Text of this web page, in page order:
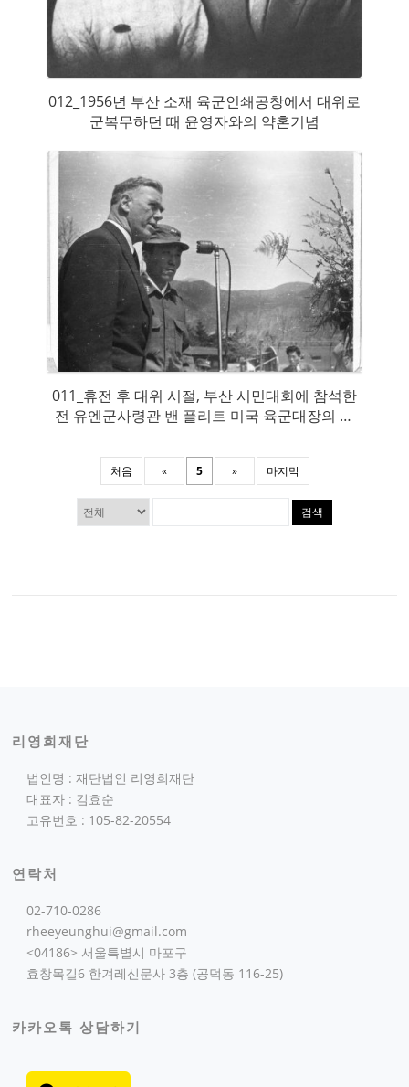
012_1956년 부산 소재 육군인쇄공창에서 대위로
군복무하던 때 윤영자와의 약혼기념
011_휴전 후 대위 시절, 부산 시민대회에 참석한
전 유엔군사령관 밴 플리트 미국 육군대장의 연
처음 « 5 » 마지막
검색
리영희재단
법인명 : 재단법인 리영희재단
대표자 : 김효순
고유번호 : 105-82-20554
연락처
02-710-0286
rheeyeunghui@gmail.com
<04186> 서울특별시 마포구
효창목길6 한겨레신문사 3층 (공덕동 116-25)
카카오톡 상담하기